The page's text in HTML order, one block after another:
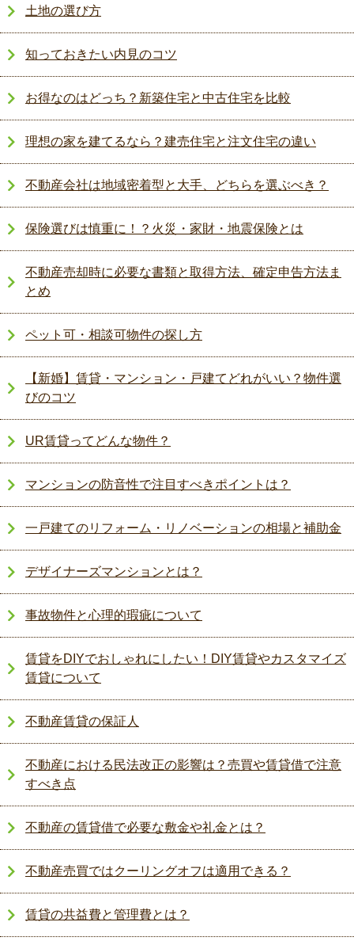
土地の選び方
知っておきたい内見のコツ
お得なのはどっち？新築住宅と中古住宅を比較
理想の家を建てるなら？建売住宅と注文住宅の違い
不動産会社は地域密着型と大手、どちらを選ぶべき？
保険選びは慎重に！？火災・家財・地震保険とは
不動産売却時に必要な書類と取得方法、確定申告方法ま
とめ
ペット可・相談可物件の探し方
【新婚】賃貸・マンション・戸建てどれがいい？物件選
びのコツ
UR賃貸ってどんな物件？
マンションの防音性で注目すべきポイントは？
一戸建てのリフォーム・リノベーションの相場と補助金
デザイナーズマンションとは？
事故物件と心理的瑕疵について
賃貸をDIYでおしゃれにしたい！DIY賃貸やカスタマイズ
賃貸について
不動産賃貸の保証人
不動産における民法改正の影響は？売買や賃貸借で注意
すべき点
不動産の賃貸借で必要な敷金や礼金とは？
不動産売買ではクーリングオフは適用できる？
賃貸の共益費と管理費とは？